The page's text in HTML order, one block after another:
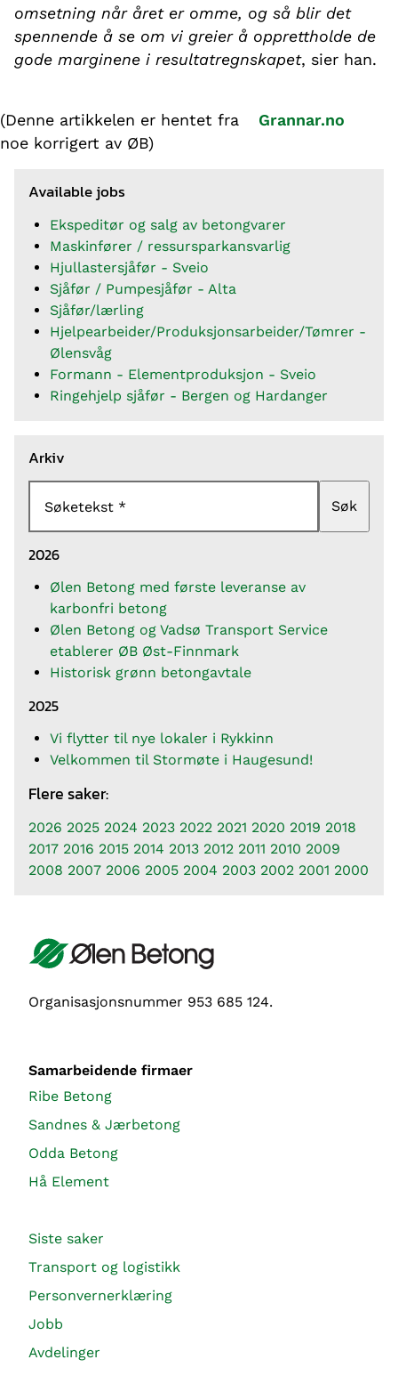
omsetning når året er omme, og så blir det
spennende å se om vi greier å opprettholde de
gode marginene i resultatregnskapet, sier han.
(Denne artikkelen er hentet fra
Grannar.no
noe korrigert av ØB)
Available jobs
Ekspeditør og salg av betongvarer
Maskinfører / ressursparkansvarlig
Hjullastersjåfør - Sveio
Sjåfør / Pumpesjåfør - Alta
Sjåfør/lærling
Hjelpearbeider/Produksjonsarbeider/Tømrer -
Ølensvåg
Formann - Elementproduksjon - Sveio
Ringehjelp sjåfør - Bergen og Hardanger
Arkiv
Søketekst Søk
2026
Ølen Betong med første leveranse av
karbonfri betong
Ølen Betong og Vadsø Transport Service
etablerer ØB Øst-Finnmark
Historisk grønn betongavtale
2025
Vi flytter til nye lokaler i Rykkinn
Velkommen til Stormøte i Haugesund!
Flere saker:
2026 2025 2024 2023 2022 2021 2020 2019 2018
2017 2016 2015 2014 2013 2012 2011 2010 2009
2008 2007 2006 2005 2004 2003 2002 2001 2000
Organisasjonsnummer 953 685 124.
Samarbeidende firmaer
Ribe Betong
Sandnes & Jærbetong
Odda Betong
Hå Element
Siste saker
Transport og logistikk
Personvernerklæring
Jobb
Avdelinger